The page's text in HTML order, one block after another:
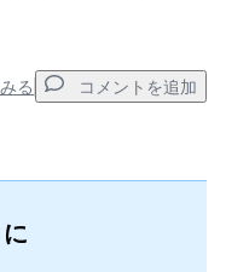
る コメントを追加